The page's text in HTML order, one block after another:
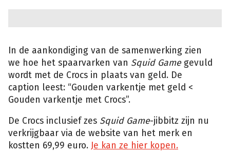
In de aankondiging van de samenwerking zien
we hoe het spaarvarken van Squid Gamegevuld
wordt met de Crocs in plaats van geld. De
caption leest: “Gouden varkentje met geld <
Gouden varkentje met Crocs”.
De Crocs inclusief zes Squid Game-jibbitz zijn nu
verkrijgbaar via de website van het merk en
kostten 69,99 euro. Je kan ze hier kopen.